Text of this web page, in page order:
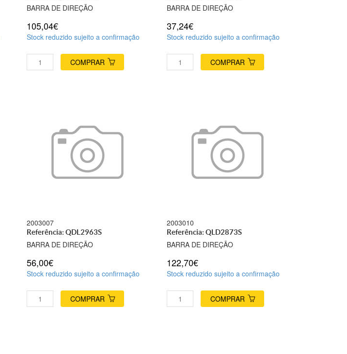
BARRA DE DIREÇÃO
105,04€
Stock reduzido sujeito a confirmação
COMPRAR
BARRA DE DIREÇÃO
37,24€
Stock reduzido sujeito a confirmação
COMPRAR
2003007
Referência: QDL2963S
BARRA DE DIREÇÃO
56,00€
Stock reduzido sujeito a confirmação
COMPRAR
2003010
Referência: QLD2873S
BARRA DE DIREÇÃO
122,70€
Stock reduzido sujeito a confirmação
COMPRAR